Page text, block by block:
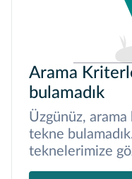
Arama
bulamadık
Üzgünüz,
tekne
teknelerimize